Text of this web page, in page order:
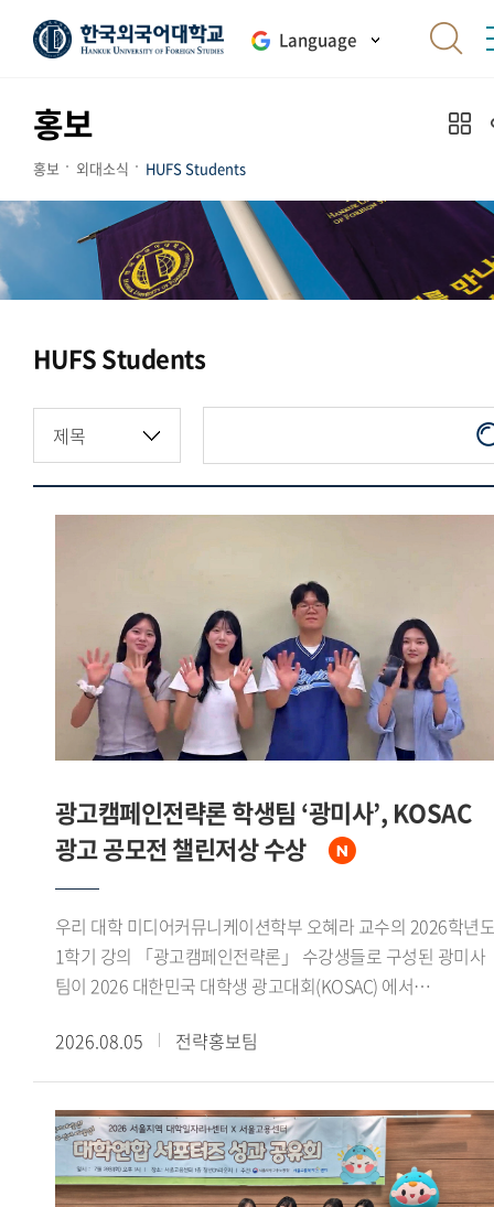
Language
홍보
홍보 외대소식 HUFS Students
HUFS Students
광고캠페인전략론 학생팀 ‘광미사’, KOSAC
광고 공모전 챌린저상 수상
우리 대학 미디어커뮤니케이션학부 오혜라 교수의 2026학년
1학기 강의 「광고캠페인전략론」 수강생들로 구성된 광미사
팀이 2026 대한민국 대학생 광고대회(KOSAC) 에서
는 문화체육관광부가 주최하고 한국광고총연합회가 주관하는
지도교수와 함께 주제에 맞는 광고 캠페인 기획서를 제작해
경쟁한다.삼성화재의 후원으로 열린 이번 대회는 2030세대의
일상에 보험을 더하다 를 주제로 진행됐다. 광미사팀은
수업에서 수행한 팀 프로젝트를 발전시켜 공모전에
2026.08.05 전략홍보팀